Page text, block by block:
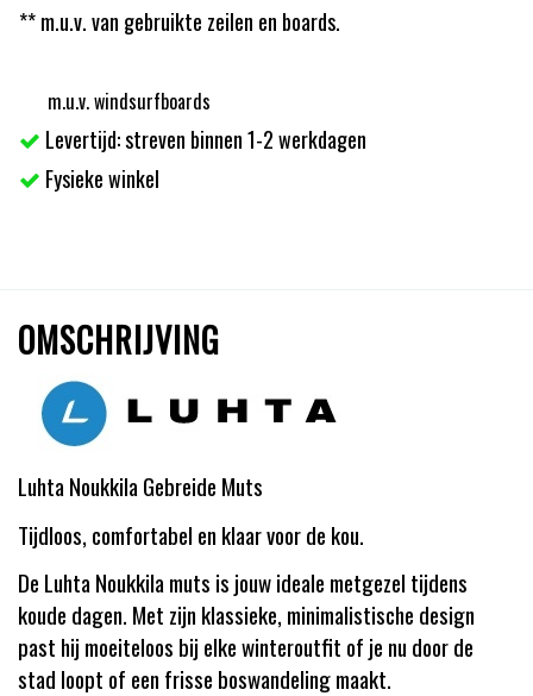
** m.u.v. van gebruikte zeilen en boards.
m.u.v. windsurfboards
Levertijd: streven binnen 1-2 werkdagen
Fysieke winkel
OMSCHRIJVING
Luhta Noukkila Gebreide Muts
Tijdloos, comfortabel en klaar voor de kou.
De Luhta Noukkila muts is jouw ideale metgezel tijdens
koude dagen. Met zijn klassieke, minimalistische design
past hij moeiteloos bij elke winteroutfit of je nu door de
stad loopt of een frisse boswandeling maakt.